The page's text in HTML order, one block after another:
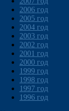
2006 год
2005 год
2004 год
2003 год
2002 год
2001 год
2000 год
1999 год
1998 год
1997 год
1996 год